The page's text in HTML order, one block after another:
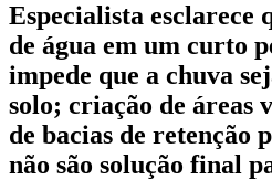
Especialista esclarece
de água em um curto
impede que a chuva
solo; criação de áreas
de bacias de retenção
não são solução final